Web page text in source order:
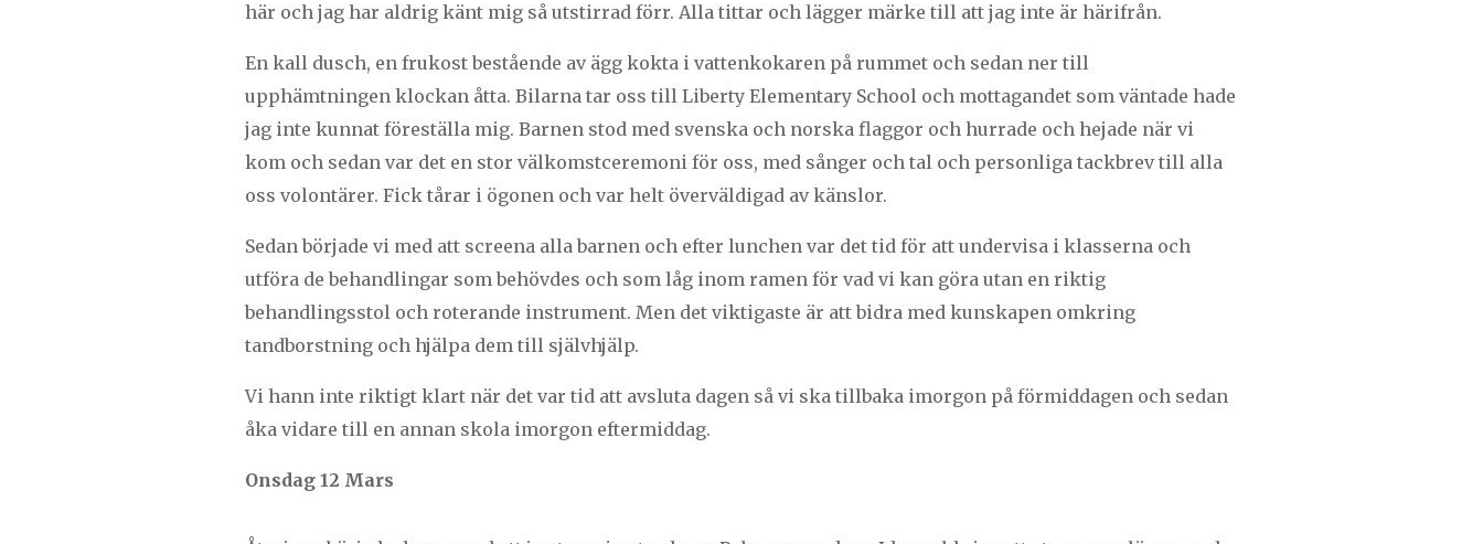
här och jag har aldrig känt mig så utstirrad förr. Alla tittar och lägger märke till att jag inte är härifrån.
En kall dusch, en frukost bestående av ägg kokta i vattenkokaren på rummet och sedan ner till
upphämtningen klockan åtta. Bilarna tar oss till Liberty Elementary School och mottagandet som väntade hade
jag inte kunnat föreställa mig. Barnen stod med svenska och norska flaggor och hurrade och hejade när vi
kom och sedan var det en stor välkomstceremoni för oss, med sånger och tal och personliga tackbrev till alla
oss volontärer. Fick tårar i ögonen och var helt överväldigad av känslor.
Sedan började vi med att screena alla barnen och efter lunchen var det tid för att undervisa i klasserna och
utföra de behandlingar som behövdes och som låg inom ramen för vad vi kan göra utan en riktig
behandlingsstol och roterande instrument. Men det viktigaste är att bidra med kunskapen omkring
tandborstning och hjälpa dem till självhjälp.
Vi hann inte riktigt klart när det var tid att avsluta dagen så vi ska tillbaka imorgon på förmiddagen och sedan
åka vidare till en annan skola imorgon eftermiddag.
Onsdag 12 Mars